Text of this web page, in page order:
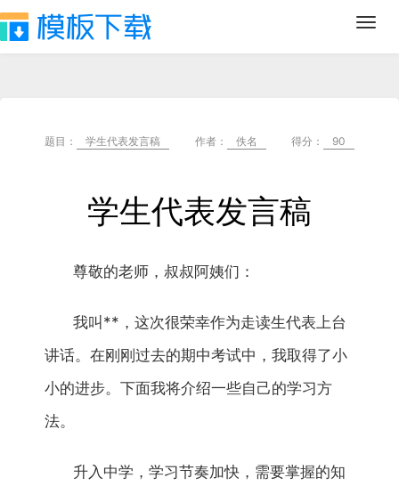
题目： 学生代表发言稿 作者： 佚名 得分： 90
学生代表发言稿
尊敬的老师，叔叔阿姨们：
我叫**，这次很荣幸作为走读生代表上台
讲话。在刚刚过去的期中考试中，我取得了小
小的进步。下面我将介绍一些自己的学习方
法。
升入中学，学习节奏加快，需要掌握的知